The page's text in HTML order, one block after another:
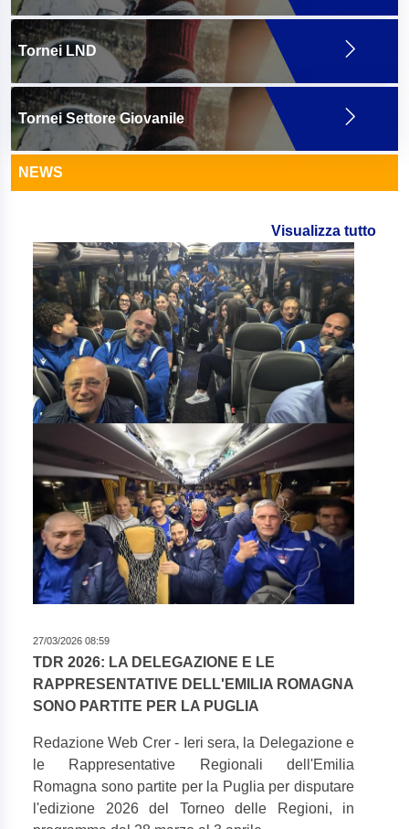
Tornei LND
Tornei Settore Giovanile
NEWS
Visualizza tutto
27/03/2026 08:59
TDR 2026: LA DELEGAZIONE E LE
RAPPRESENTATIVE DELL'EMILIA ROMAGNA
SONO PARTITE PER LA PUGLIA
Redazione Web Crer - Ieri sera, la Delegazione e
le Rappresentative Regionali dell'Emilia
Romagna sono partite per la Puglia per disputare
l'edizione 2026 del Torneo delle Regioni, in